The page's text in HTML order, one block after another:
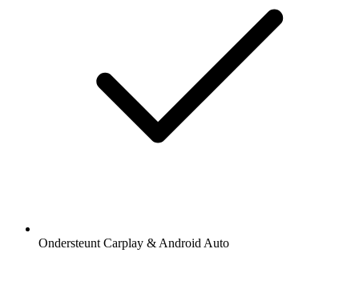
Ondersteunt Carplay & Android Auto